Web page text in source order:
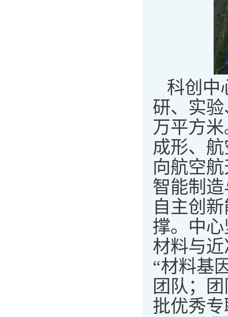
科创中
研、实
万平方
成形、
向航空
智能制
自主创
撑。中
材料与
“材料基
团队；
批优秀